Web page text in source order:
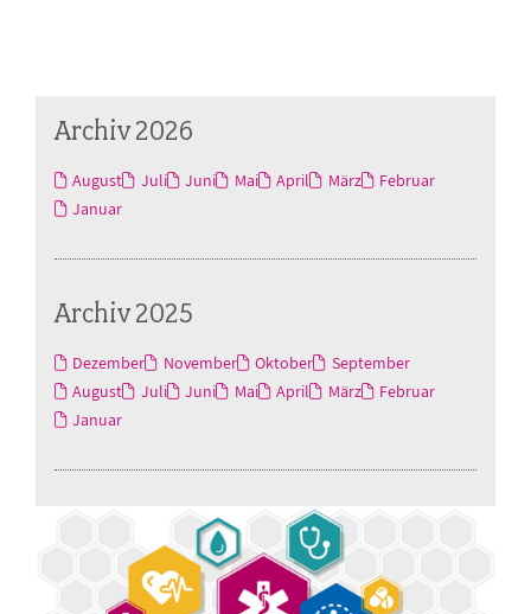
Archiv 2026
August Juli Juni Mai April März
Februar
Januar
Archiv 2025
Dezember November Oktober
September
August
Juli Juni Mai April März
Februar
Januar